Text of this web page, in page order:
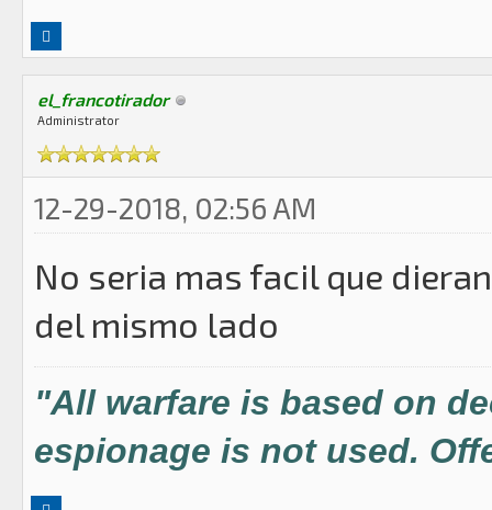
el_francotirador
Administrator
12-29-2018, 02:56 AM
No seria mas facil que
del mismo lado
"All warfare is based on
espionage is not used.